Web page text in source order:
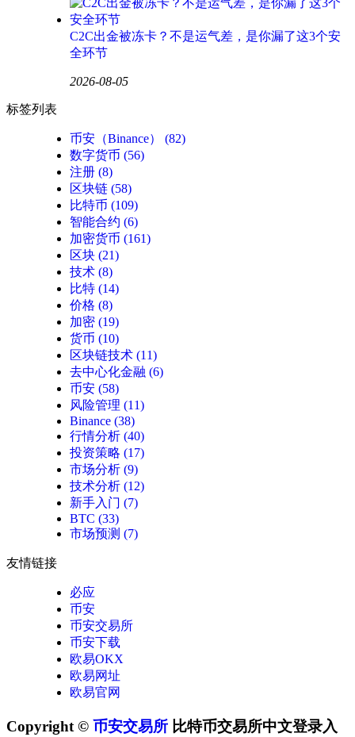
C2C出金被冻卡？不是运气差，是你漏了这3个安
全环节
2026-08-05
标签列表
币安（Binance）
(82)
数字货币 (56)
注册 (8)
区块链 (58)
比特币 (109)
智能合约 (6)
加密货币 (161)
区块 (21)
技术 (8)
比特 (14)
价格 (8)
加密 (19)
货币 (10)
区块链技术 (11)
去中心化金融 (6)
币安 (58)
风险管理 (11)
Binance (38)
行情分析 (40)
投资策略 (17)
市场分析 (9)
技术分析 (12)
新手入门 (7)
BTC (33)
市场预测 (7)
友情链接
必应
币安
币安交易所
币安下载
欧易OKX
欧易网址
欧易官网
Copyright © 币安交易所 比特币交易所中文登录入